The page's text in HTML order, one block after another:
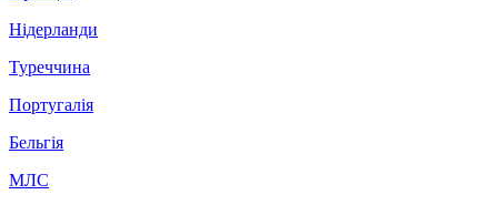
Нідерланди
Туреччина
Португалія
Бельгія
МЛС